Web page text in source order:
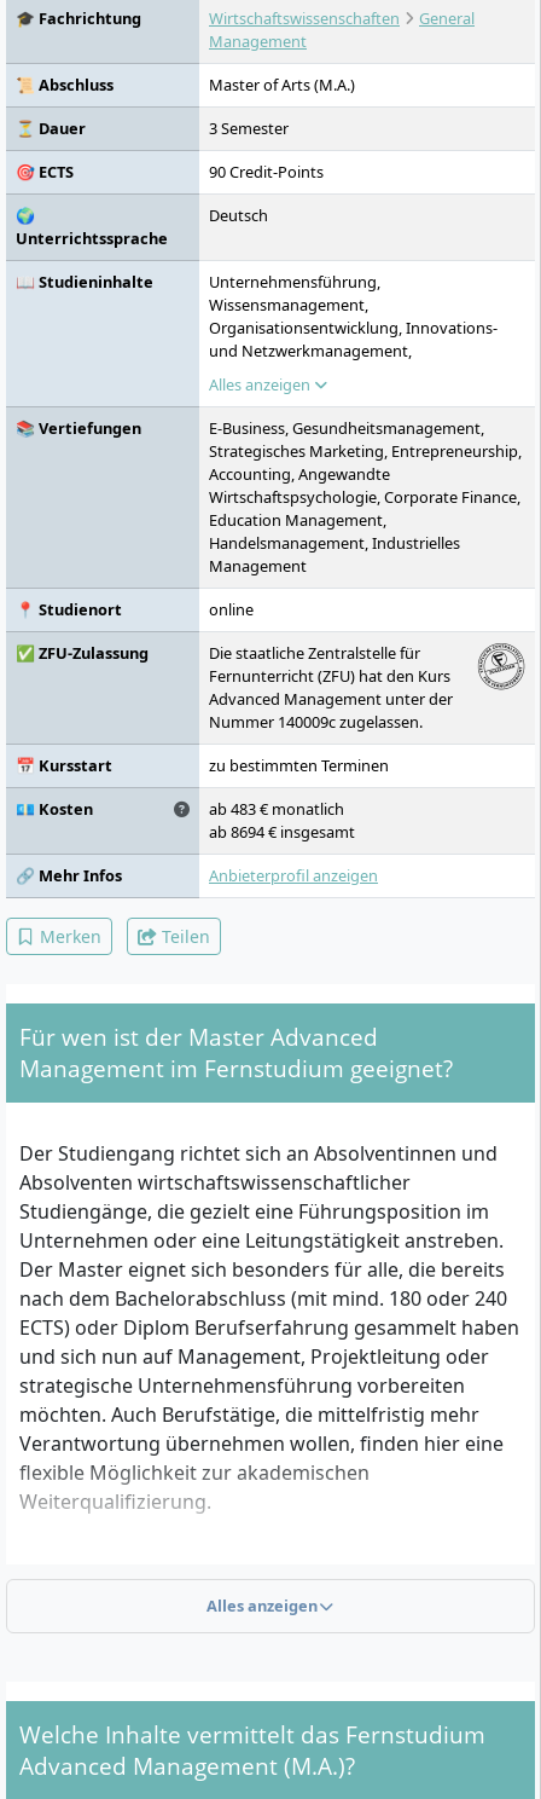
equally practical and international in nature.
Distance learning courses are also offered,
and exams can be written anywhere in the
world and throughout Germany.
🎓 Fachrichtung
Wirtschaftswissenschaften
General
Management
📜 Abschluss
Master of Arts (M.A.)
⏳ Dauer
3 Semester
🎯 ECTS
90 Credit-Points
🌍
Unterrichtssprache
Deutsch
📖 Studieninhalte
Unternehmensführung,
Wissensmanagement,
Organisationsentwicklung, Innovations-
und Netzwerkmanagement,
Mitarbeitergespräche, International
Economics I, Monetäre Außenwirtschaft,
International Management, Controlling,
Wirtschaftsinformatik, International
Economics II, Internationaler Handel,
Emerging Markets, Strategisches
Marketing, Vertriebsmarketing, Corporate
Finance, Accounting, Logistikmanagement,
Education Management, E-Business,
Gesundheitsmanagement,
Handelsmanagement, Industrielles
Management, Tourismus- und
Sportmanagement, Angewandte
Wirtschaftspsychologie, Advanced
Entrepreneurship, Softskills, Teamwork,
Teamdiagnose, Teamentwicklung, Konflikt
und Kooperation, Wirtschaftsmediation,
Master-Thesis und Kolloquim
Alles anzeigen
📚 Vertiefungen
E-Business, Gesundheitsmanagement,
Strategisches Marketing, Entrepreneurship,
Accounting, Angewandte
Wirtschaftspsychologie, Corporate Finance,
Education Management,
Handelsmanagement, Industrielles
Management
📍 Studienort
online
✅ ZFU-Zulassung
Die staatliche Zentralstelle für
Fernunterricht (ZFU) hat den Kurs
Advanced Management unter der
Nummer 140009c zugelassen.
📅 Kursstart
zu bestimmten Terminen
💶 Kosten
ab 483 € monatlich
ab 8694 € insgesamt
🔗 Mehr Infos
Anbieterprofil anzeigen
Merken Teilen
Für wen ist der Master Advanced
Management im Fernstudium geeignet?
Der Studiengang richtet sich an Absolventinnen und
Absolventen wirtschaftswissenschaftlicher
Studiengänge, die gezielt eine Führungsposition im
Unternehmen oder eine Leitungstätigkeit anstreben.
Der Master eignet sich besonders für alle, die bereits
nach dem Bachelorabschluss (mit mind. 180 oder 240
ECTS) oder Diplom Berufserfahrung gesammelt haben
und sich nun auf Management, Projektleitung oder
strategische Unternehmensführung vorbereiten
möchten. Auch Berufstätige, die mittelfristig mehr
Verantwortung übernehmen wollen, finden hier eine
flexible Möglichkeit zur akademischen
Weiterqualifizierung.
Welche formalen Voraussetzungen musst du
maßgeblich:
Abschluss eines wirtschaftswissenschaftlichen
Alles anzeigen
Welche Inhalte vermittelt das Fernstudium
Advanced Management (M.A.)?